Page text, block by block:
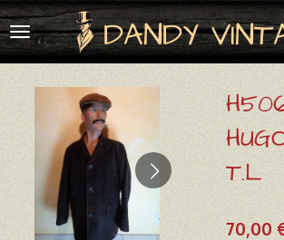
Passer
au
contenu
DANDY
T.L
70,00